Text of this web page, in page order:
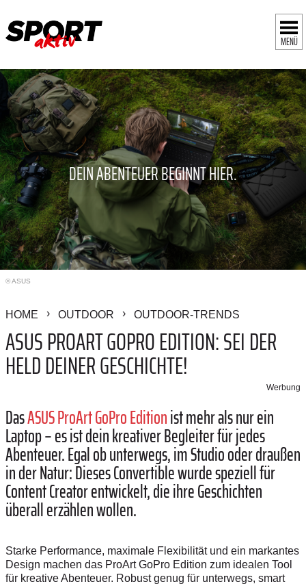
MENÜ
© ASUS
DEIN ABENTEUER BEGINNT HIER.
HOME OUTDOOR OUTDOOR-TRENDS
ASUS PROART GOPRO EDITION: SEI DER
HELD DEINER GESCHICHTE!
Werbung
DasASUS ProArt GoPro Editionist mehr als nur ein
Laptop – es ist dein kreativer Begleiter für jedes
Abenteuer. Egal ob unterwegs, im Studio oder draußen
in der Natur: Dieses Convertible wurde speziell für
Content Creator entwickelt, die ihre Geschichten
überall erzählen wollen.
Starke Performance, maximale Flexibilität und ein markantes
Design machen das ProArt GoPro Edition zum idealen Tool
für kreative Abenteuer. Robust genug für unterwegs, smart